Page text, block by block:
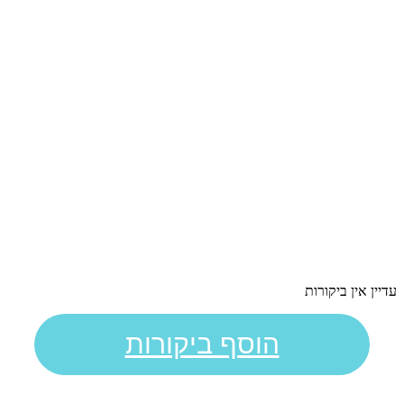
עדיין אין ביקורות
הוסף ביקורות